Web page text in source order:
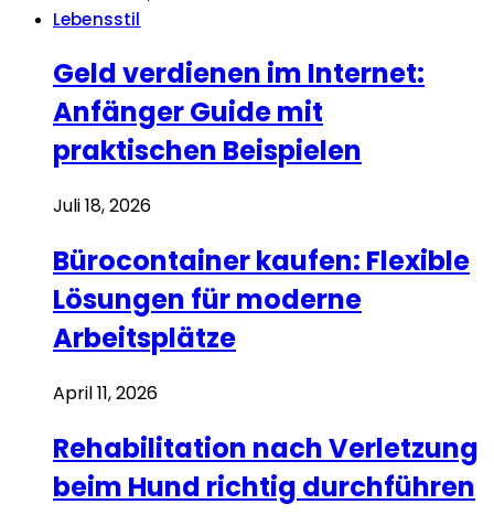
Lebensstil
Geld verdienen im Internet:
Anfänger Guide mit
praktischen Beispielen
Juli 18, 2026
Bürocontainer kaufen: Flexible
Lösungen für moderne
Arbeitsplätze
April 11, 2026
Rehabilitation nach Verletzung
beim Hund richtig durchführen